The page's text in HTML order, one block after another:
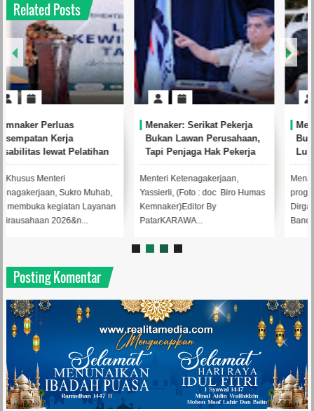
Related Posts
Menaker: Serikat Pekerja
Bukan Lawan Perusahaan,
Tapi Penjaga Hak Pekerja
Menteri Ketenagakerjaan,
Yassierli, (Foto : doc Biro Humas
Kemnaker)Editor By
PatarKARAWA...
Menaker: Program Magang
Buka Peluang Kerja bagi
Lulusan Baru
Menaker Yassierli saat meninjau
program magang di PT
Dirgantara Indonesia (PTDI) di
Bandung, Ka...
Posting Komentar